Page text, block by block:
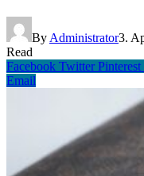
By Administrator3.
Read
Facebook Twitter Pinterest
Email